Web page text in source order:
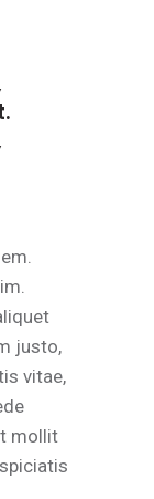
justo,
vitae,
mollit